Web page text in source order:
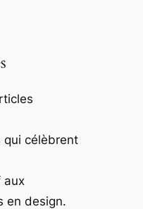
qui célèbrent
aux
en design.